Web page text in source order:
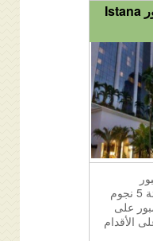
فندق استانا كوالالمبور Istana
العصري والأنيق من فئة 5 نجوم
على
على الأقدام